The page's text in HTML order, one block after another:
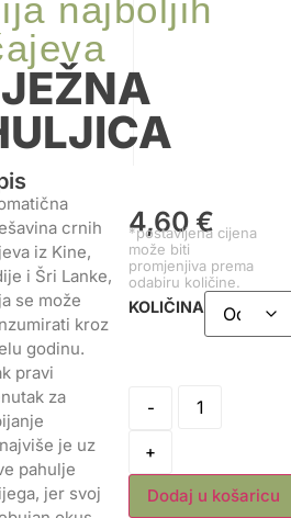
najboljih
crnih
iz Kine,
i Šri Lanke,
se može
kroz
godinu.
pravi
za
je uz
pahulje
jer svoj
4,60€
*postavljena cijena
može biti
promjenjiva prema
odabiru količine.
KOLIČINA
-
+
Dodaj u košaricu